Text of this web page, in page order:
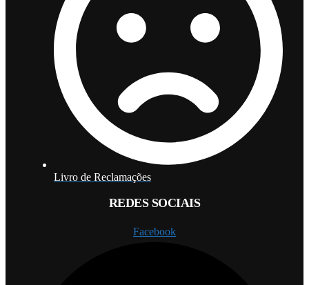
Livro de Reclamações
REDES SOCIAIS
Facebook